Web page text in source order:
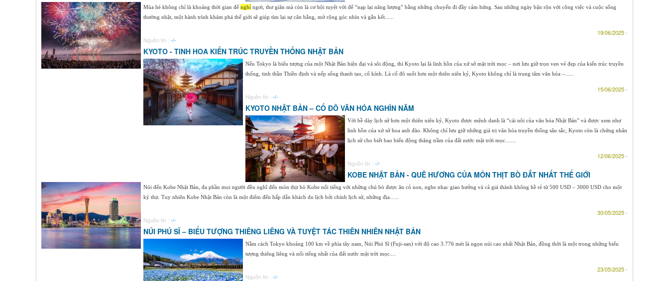
Mùa hè không chỉ là khoảng thời gian để nghỉ ngơi, thư giãn mà còn là cơ hội tuyệt vời để “nạp lại năng lượng” bằng những chuyến đi đầy cảm hứng. Sau những ngày bận rộn với công việc và cuộc sống
thường nhật, một hành trình khám phá thế giới sẽ giúp tìm lại sự cân bằng, mở rộng góc nhìn và gắn kết......
19/06/2025 -
Nguồn tin : -/-
KYOTO - TINH HOA KIẾN TRÚC TRUYỀN THỐNG NHẬT BẢN
Nếu Tokyo là biểu tượng của một Nhật Bản hiện đại và sôi động, thì Kyoto lại là linh hồn của xứ sở mặt trời mọc – nơi lưu giữ trọn vẹn vẻ đẹp của kiến trúc truyền
thống, tinh thần Thiền định và nếp sống thanh tao, cổ kính. Là cố đô suốt hơn một thiên niên kỷ, Kyoto không chỉ là trung tâm văn hóa –......
15/06/2025 -
Nguồn tin : -/-
KYOTO NHẬT BẢN – CỐ ĐÔ VĂN HÓA NGHÌN NĂM
Với bề dày lịch sử hơn một thiên niên kỷ, Kyoto được mệnh danh là “cái nôi của văn hóa Nhật Bản” và được xem như
linh hồn của xứ sở hoa anh đào. Không chỉ lưu giữ những giá trị văn hóa truyền thống sâu sắc, Kyoto còn là chứng nhân
lịch sử cho biết bao biến động thăng trầm của đất nước mặt trời mọc.......
12/06/2025 -
Nguồn tin : -/-
KOBE NHẬT BẢN - QUÊ HƯƠNG CỦA MÓN THỊT BÒ ĐẮT NHẤT THẾ GIỚI
Nói đến Kobe Nhật Bản, đa phần mọi người đều nghĩ đến món thịt bò Kobe nổi tiếng với những chú bò được ăn cỏ non, nghe nhạc giao hưởng và cả giá thành không hề rẻ từ 500 USD – 3000 USD cho một
ký thịt. Tuy nhiên Kobe Nhật Bản còn là một điểm đến hấp dẫn khách du lịch bởi chính lịch sử, những địa......
30/05/2025 -
Nguồn tin : -/-
NÚI PHÚ SĨ – BIỂU TƯỢNG THIÊNG LIÊNG VÀ TUYỆT TÁC THIÊN NHIÊN NHẬT BẢN
Nằm cách Tokyo khoảng 100 km về phía tây nam, Núi Phú Sĩ (Fuji-san) với độ cao 3.776 mét là ngọn núi cao nhất Nhật Bản, đồng thời là một trong những biểu
tượng thiêng liêng và nổi tiếng nhất của đất nước mặt trời mọc....
23/05/2025 -
Nguồn tin : -/-